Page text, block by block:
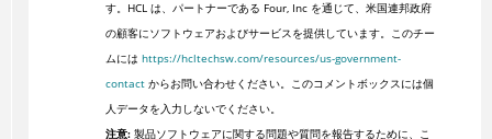
す。HCL は、パートナーである Four, Inc を通じて、米国連邦政府
の顧客にソフトウェアおよびサービスを提供しています。このチー
ムには https://hcltechsw.com/resources/us-government-
contactからお問い合わせください。このコメントボックスには個
人データを入力しないでください。
注意:製品ソフトウェアに関する問題や質問を報告するために、こ